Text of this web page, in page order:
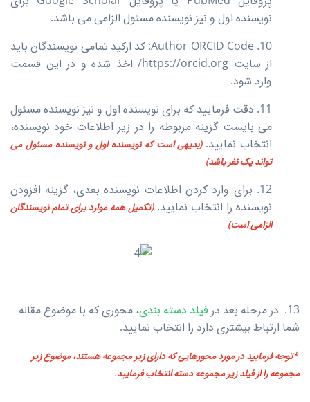
نویسنده اول و نیز نویسنده مسئول الزامی می باشد.
10. Author ORCID Code: کد ارکید تمامی نویسندگان باید
از سایت https://orcid.org/ اخذ شده و در این قسمت
وارد شود.
11. دقت فرمایید که برای نویسنده اول و نیز نویسنده مسئول
می بایست گزینه مربوطه را در زیر اطلاعات خود نویسنده،
انتخاب نمایید. (بدیهی است که نویسنده اول و نویسنده مسئول می
تواند یک نفر باشد)
12. برای وارد کردن اطلاعات نویسنده بعدی، گزینه افزودن
نویسنده را انتخاب نمایید.(تکمیل همه موارد برای تمام نویسندگان
الزامی است)
13. در مرحله بعد در فیلد دسته بندی، محوری که با موضوع مقاله
شما ارتباط بیشتری دارد را انتخاب نمایید.
*توجه فرمایید در مورد محورهایی که دارای زیر مجموعه هستند، موضوع زیر
مجموعه را از فیلد زیر مجموعه دسته انتخاب فرمایید.